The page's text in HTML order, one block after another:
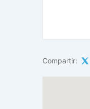
Compartir: